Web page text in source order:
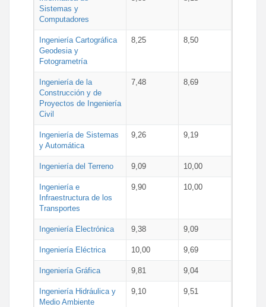
Sistemas y
Computadores
Ingeniería Cartográfica
Geodesia y
Fotogrametría
8,25 8,50
Ingeniería de la
Construcción y de
Proyectos de Ingeniería
Civil
7,48 8,69
Ingeniería de Sistemas
y Automática
9,26 9,19
Ingeniería del Terreno 9,09 10,00
Ingeniería e
Infraestructura de los
Transportes
9,90 10,00
Ingeniería Electrónica 9,38 9,09
Ingeniería Eléctrica 10,00 9,69
Ingeniería Gráfica 9,81 9,04
Ingeniería Hidráulica y
Medio Ambiente
9,10 9,51